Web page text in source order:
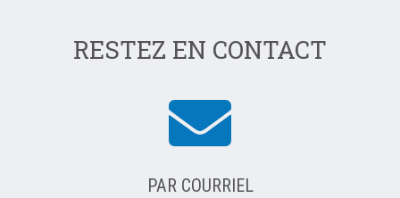
RESTEZ EN CONTACT
PAR COURRIEL